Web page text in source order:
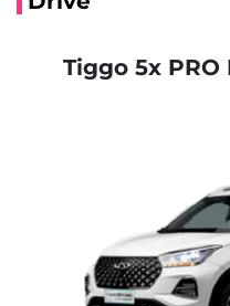
Tiggo 5x